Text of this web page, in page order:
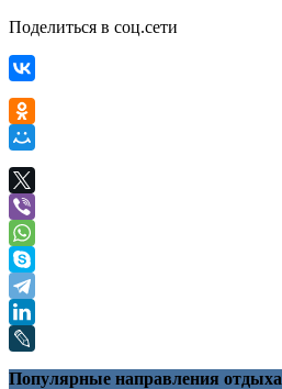
Поделиться в соц.сети
Популярные направления отдыха